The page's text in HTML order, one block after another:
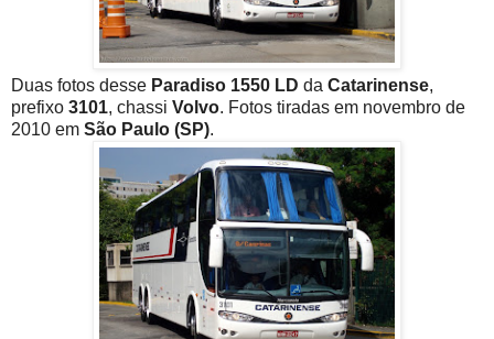
Duas fotos desse Paradiso 1550 LD da Catarinense,
prefixo 3101, chassi Volvo. Fotos tiradas em novembro de
2010 em São Paulo (SP).